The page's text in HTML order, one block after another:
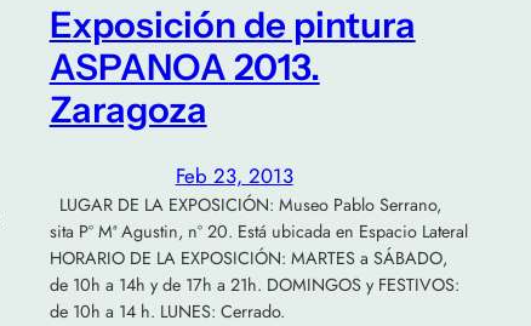
Exposición de pintura
ASPANOA 2013.
Zaragoza
Feb 23, 2013
LUGAR DE LA EXPOSICIÓN: Museo Pablo Serrano,
sita Pº Mª Agustin, nº 20. Está ubicada en Espacio Lateral
HORARIO DE LA EXPOSICIÓN: MARTES a SÁBADO,
de 10h a 14h y de 17h a 21h. DOMINGOS y FESTIVOS:
de 10h a 14 h. LUNES: Cerrado.